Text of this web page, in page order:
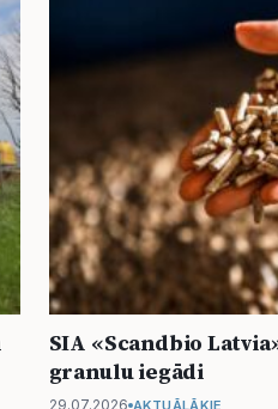
SIA «Scandbio
granulu iegādi
29.07.2026 AKTUĀLĀKIE